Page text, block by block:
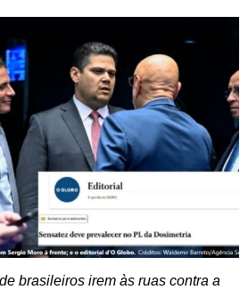
brasileiros irem às ruas contra a